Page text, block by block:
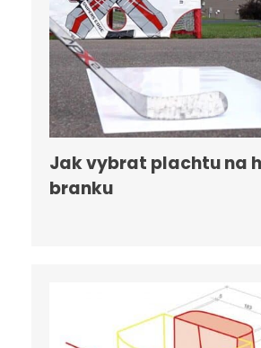
Jak vybrat plachtu na
branku